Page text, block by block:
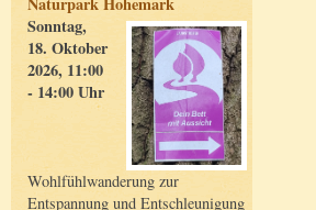
Sonntag,
18. Oktober
2026, 11:00
- 14:00 Uhr
Wohlfühlwanderung zur
Entspannung und Entschleunigung